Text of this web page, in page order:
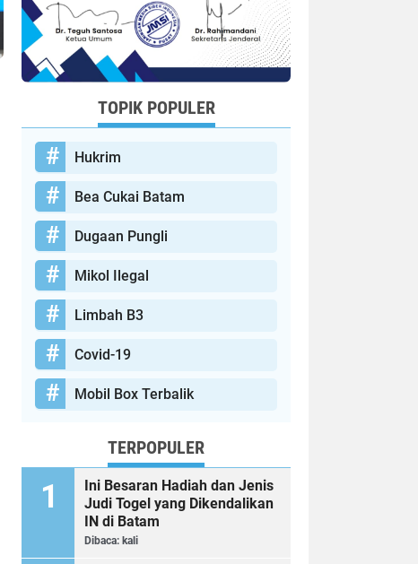
TOPIK POPULER
Hukrim
Bea Cukai Batam
Dugaan Pungli
Mikol Ilegal
Limbah B3
Covid-19
Mobil Box Terbalik
TERPOPULER
Ini Besaran Hadiah dan Jenis
Judi Togel yang Dikendalikan
IN di Batam
Dibaca: kali